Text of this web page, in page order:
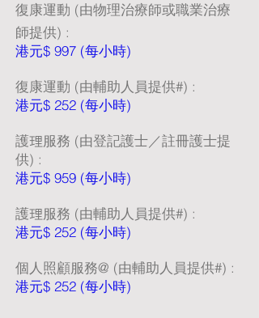
復康運動 (由物理治療師或職業治療
師提供) :
港元$ 997 (每小時)
復康運動 (由輔助人員提供#) :
港元$ 252 (每小時)
護理服務 (由登記護士／註冊護士提
供) :
港元$ 959 (每小時)
護理服務 (由輔助人員提供#) :
港元$ 252 (每小時)
個人照顧服務@ (由輔助人員提供#) :
港元$ 252 (每小時)